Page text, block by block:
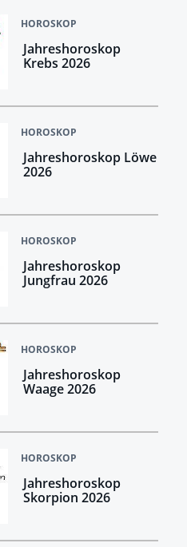
HOROSKOP
Jahreshoroskop
Krebs 2026
HOROSKOP
Jahreshoroskop Löwe
2026
HOROSKOP
Jahreshoroskop
Jungfrau 2026
HOROSKOP
Jahreshoroskop
Waage 2026
HOROSKOP
Jahreshoroskop
Skorpion 2026